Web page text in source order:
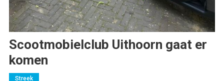
Scootmobielclub Uithoorn gaat er
komen
Streek